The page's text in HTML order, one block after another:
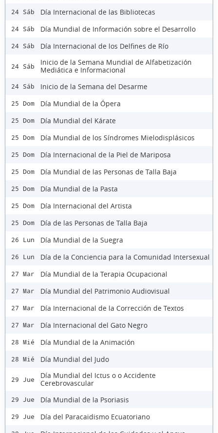
24 Sáb Día Internacional de las Bibliotecas
24 Sáb Día Mundial de Información sobre el Desarrollo
24 Sáb Día Internacional de los Delfines de Río
24 Sáb
Inicio de la Semana Mundial de Alfabetización
Mediática e Informacional
24 Sáb Inicio de la Semana del Desarme
25 Dom Día Mundial de la Ópera
25 Dom Día Mundial del Kárate
25 Dom Día Mundial de los Síndromes Mielodisplásicos
25 Dom Día Internacional de la Piel de Mariposa
25 Dom Día Mundial de las Personas de Talla Baja
25 Dom Día Mundial de la Pasta
25 Dom Día Internacional del Artista
25 Dom Día de las Personas de Talla Baja
26 Lun Día Mundial de la Suegra
26 Lun Día de la Conciencia para la Comunidad Intersexual
27 Mar Día Mundial de la Terapia Ocupacional
27 Mar Día Mundial del Patrimonio Audiovisual
27 Mar Día Internacional de la Corrección de Textos
27 Mar Día Internacional del Gato Negro
28 Mié Día Mundial de la Animación
28 Mié Día Mundial del Judo
29 Jue
Día Mundial del Ictus o o Accidente
Cerebrovascular
29 Jue Día Mundial de la Psoriasis
29 Jue Día del Paracaidismo Ecuatoriano